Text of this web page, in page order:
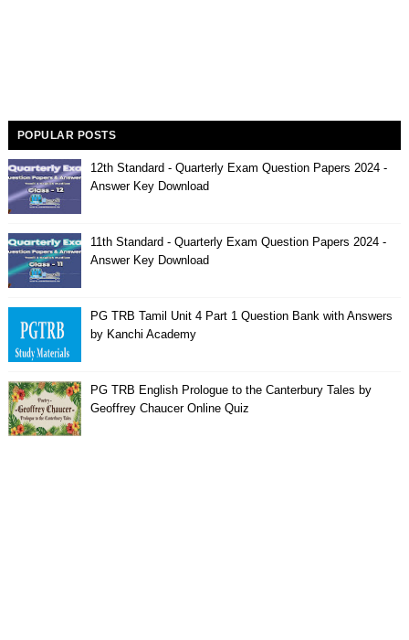
POPULAR POSTS
12th Standard - Quarterly Exam Question Papers 2024 -
Answer Key Download
11th Standard - Quarterly Exam Question Papers 2024 -
Answer Key Download
PG TRB Tamil Unit 4 Part 1 Question Bank with Answers
by Kanchi Academy
PG TRB English Prologue to the Canterbury Tales by
Geoffrey Chaucer Online Quiz